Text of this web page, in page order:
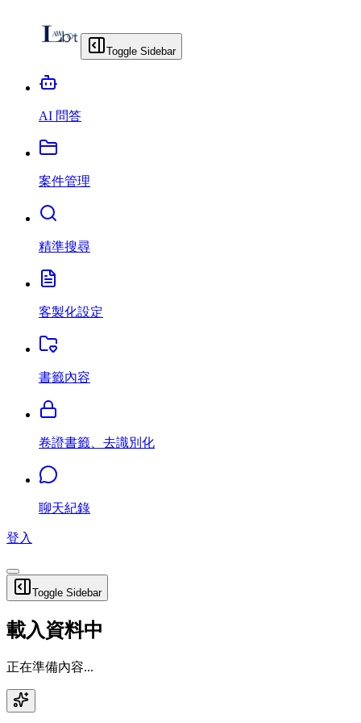
Toggle Sidebar
AI 問答
案件管理
精準搜尋
客製化設定
書籤內容
卷證書籤、去識別化
聊天紀錄
登入
Toggle Sidebar
載入資料中
正在準備內容...